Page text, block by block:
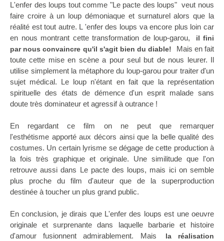
L'enfer des loups tout comme "Le pacte des loups" veut nous
faire croire à un loup démoniaque et surnaturel alors que la
réalité est tout autre. L 'enfer des loups va encore plus loin car
en nous montrant cette transformation de loup-garou,
il fini
par nous convaincre qu'il s'agit bien du diable!
Mais en fait
toute cette mise en scène a pour seul but de nous leurer. Il
utilise simplement la métaphore du loup-garou pour traiter d'un
sujet médical. Le loup n'étant en fait que la représentation
spirituelle des états de démence d'un esprit malade sans
doute très dominateur et agressif à outrance !
En regardant ce film on ne peut que remarquer
l'esthétisme apporté aux décors ainsi que la belle qualité des
costumes. Un certain lyrisme se dégage de cette production à
la fois très graphique et originale. Une similitude que l'on
retrouve aussi dans Le pacte des loups, mais ici on semble
plus proche du film d'auteur que de la superproduction
destinée à toucher un plus grand public.
En conclusion, je dirais que L'enfer des loups est une oeuvre
originale et surprenante dans laquelle barbarie et histoire
d'amour fusionnent admirablement. Mais
la réalisation